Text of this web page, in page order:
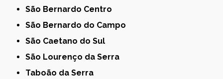
São Bernardo Centro
São Bernardo do Campo
São Caetano do Sul
São Lourenço da Serra
Taboão da Serra